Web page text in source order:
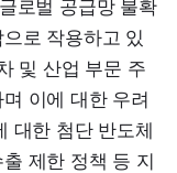
로벌 공급망 불확
로 작용하고 있
및 산업 부문 주
이에 대한 우려
대한 첨단 반도체
제한 정책 등 지